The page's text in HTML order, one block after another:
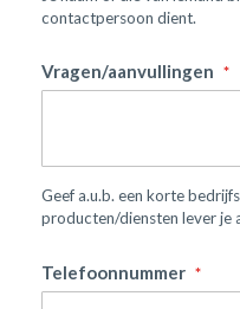
contactpersoon dient.
Vragen/aanvullingen
Geef a.u.b. een korte
producten/diensten lever je
Telefoonnummer